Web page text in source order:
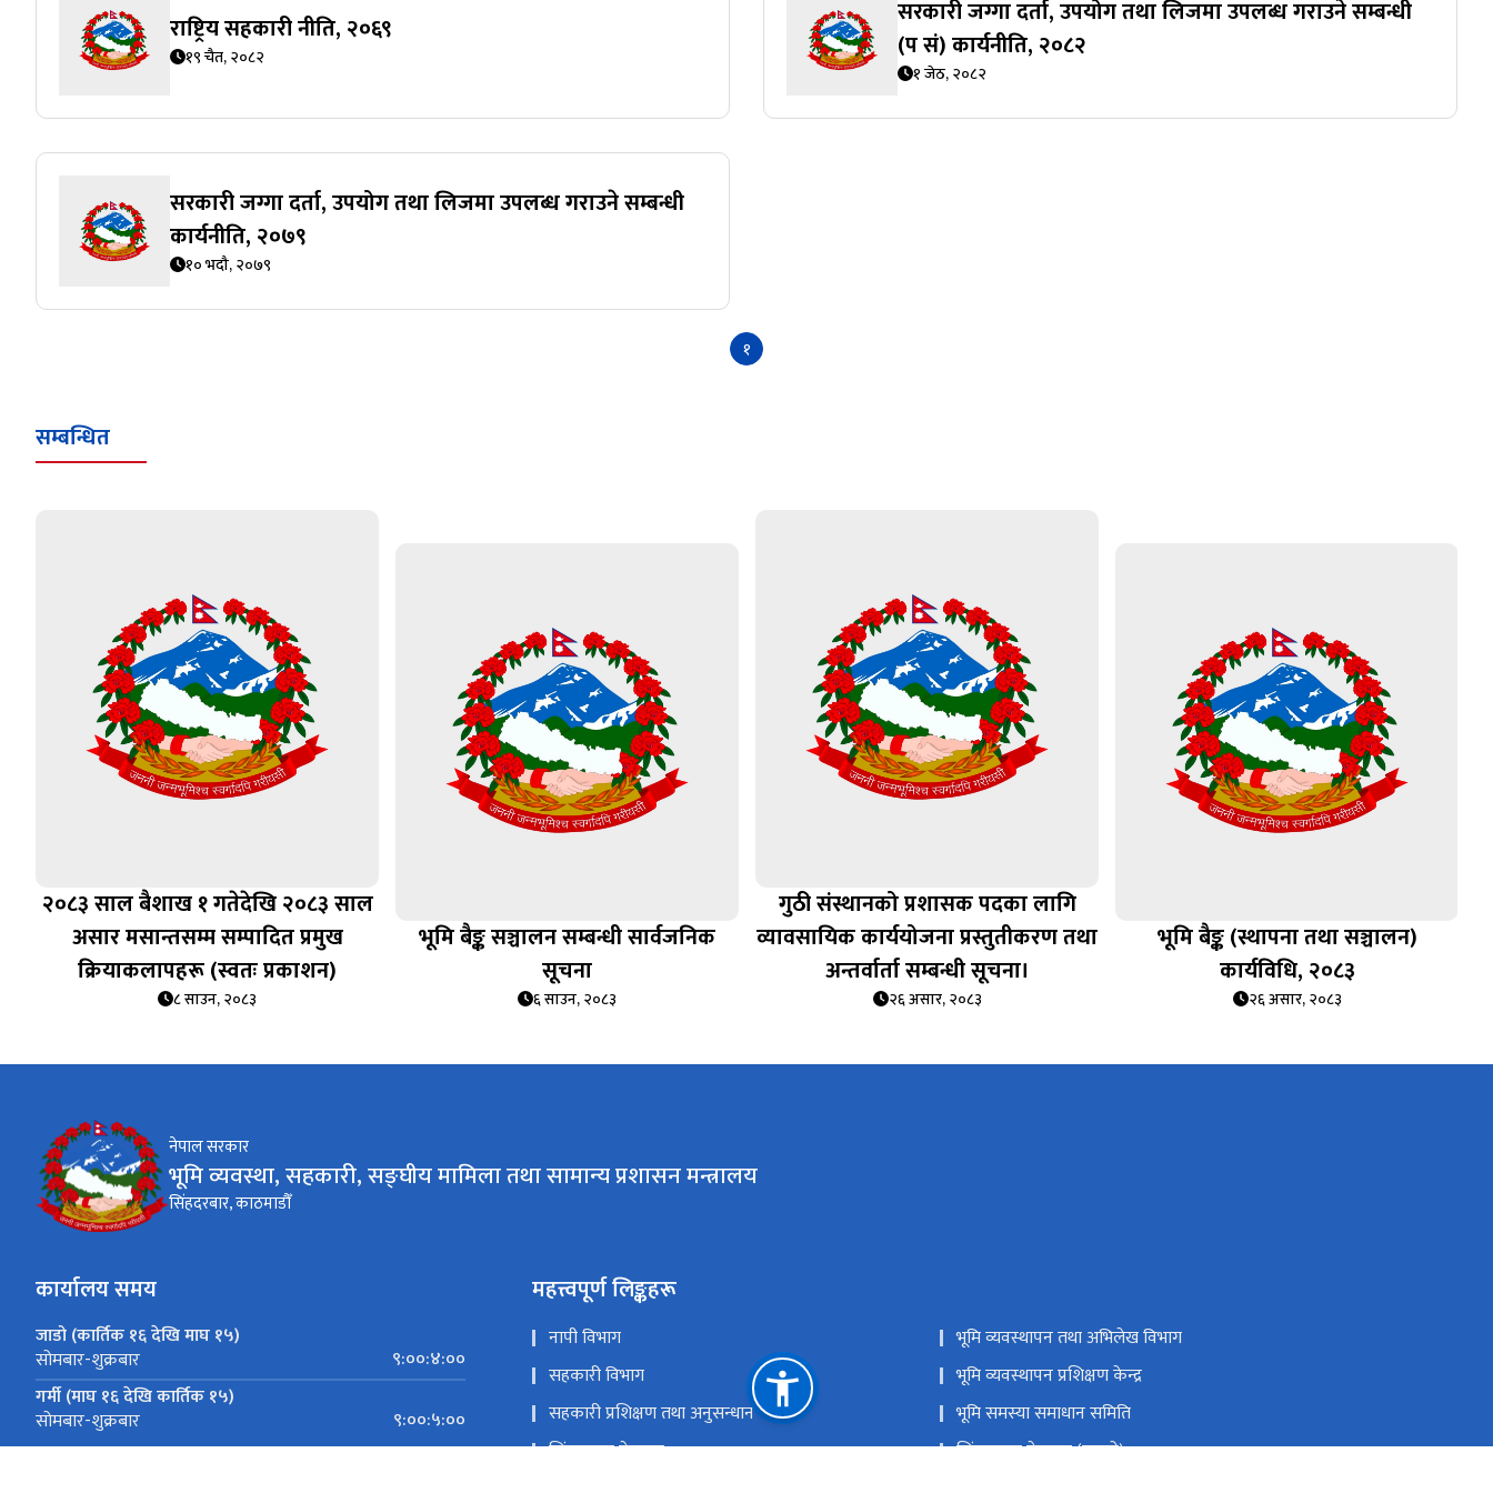
राष्ट्रिय सहकारी नीति, २०६९
१९ चैत, २०८२
सरकारी जग्गा दर्ता, उपयोग तथा लिजमा उपलब्ध गराउने सम्बन्धी
(प सं) कार्यनीति, २०८२
१ जेठ, २०८२
सरकारी जग्गा दर्ता, उपयोग तथा लिजमा उपलब्ध गराउने सम्बन्धी
कार्यनीति, २०७९
१० भदौ, २०७९
१
सम्बन्धित
२०८३ साल बैशाख १ गतेदेखि २०८३ साल
असार मसान्तसम्म सम्पादित प्रमुख
क्रियाकलापहरू (स्वतः प्रकाशन)
८ साउन, २०८३
भूमि बैङ्क सञ्चालन सम्बन्धी सार्वजनिक
सूचना
६ साउन, २०८३
गुठी संस्थानको प्रशासक पदका लागि
व्यावसायिक कार्ययोजना प्रस्तुतीकरण तथा
अन्तर्वार्ता सम्बन्धी सूचना।
२६ असार, २०८३
भूमि बैङ्क (स्थापना तथा सञ्चालन)
कार्यविधि, २०८३
२६ असार, २०८३
नेपाल सरकार
भूमि व्यवस्था, सहकारी, सङ्घीय मामिला तथा सामान्य प्रशासन मन्त्रालय
सिंहदरबार, काठमाडौँ
कार्यालय समय
जाडो (कार्तिक १६ देखि माघ १५)
सोमबार-शुक्रबार
९:००:४:००
गर्मी (माघ १६ देखि कार्तिक १५)
सोमबार-शुक्रबार ९:००:५:००
महत्त्वपूर्ण लिङ्कहरू
नापी विभाग
भूमि व्यवस्थापन तथा अभिलेख विभाग
सहकारी विभाग
भूमि व्यवस्थापन प्रशिक्षण केन्द्र
सहकारी प्रशिक्षण तथा अनुसन्धान केन्द्र
भूमि समस्या समाधान समिति
सिंहदरबार गेटपास
सिंहदरबार गेटपास (पुरानो)